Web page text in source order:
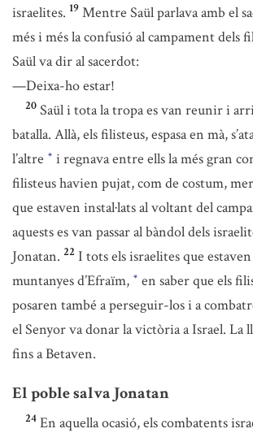
israelites. 19 Mentre Saül parlava amb el
més i més la confusió al campament dels
Saül va dir al sacerdot:
—Deixa-ho estar!
20 Saül i tota la tropa es van reunir i
batalla. Allà, els filisteus, espasa en mà,
l’altre * i regnava entre ells la més gran
filisteus havien pujat, com de costum,
que estaven instal·lats al voltant del
aquests es van passar al bàndol dels
Jonatan. 22 I tots els israelites que estaven
muntanyes d’Efraïm, * en saber que els
posaren també a perseguir-los i a
el Senyor va donar la victòria a Israel. La
fins a Betaven.
El poble salva Jonatan
24 En aquella ocasió, els combatents